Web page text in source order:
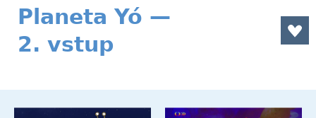
Planeta Yó —
2. vstup